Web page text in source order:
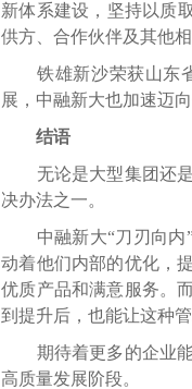
新体系建设，坚持以质
供方、合作伙伴及其他
铁雄新沙荣获山东省
展，中融新大也加速迈
结语
无论是大型集团还是
决办法之一。
中融新大“刀刃向内”
动着他们内部的优化，
优质产品和满意服务。
到提升后，也能让这种
期待着更多的企业能
高质量发展阶段。